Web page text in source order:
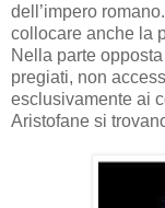
dell’impero
collocare anche la
Nella parte
pregiati, non
esclusivamente ai
Aristofane si